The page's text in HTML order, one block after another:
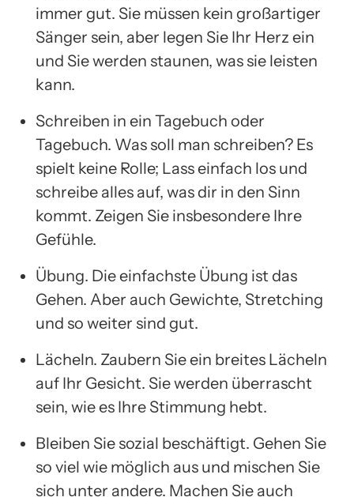
immer gut. Sie müssen kein großartiger
Sänger sein, aber legen Sie Ihr Herz ein
und Sie werden staunen, was sie leisten
kann.
Schreiben in ein Tagebuch oder
Tagebuch. Was soll man schreiben? Es
spielt keine Rolle; Lass einfach los und
schreibe alles auf, was dir in den Sinn
kommt. Zeigen Sie insbesondere Ihre
Gefühle.
Übung. Die einfachste Übung ist das
Gehen. Aber auch Gewichte, Stretching
und so weiter sind gut.
Lächeln. Zaubern Sie ein breites Lächeln
auf Ihr Gesicht. Sie werden überrascht
sein, wie es Ihre Stimmung hebt.
Bleiben Sie sozial beschäftigt. Gehen Sie
so viel wie möglich aus und mischen Sie
sich unter andere. Machen Sie auch